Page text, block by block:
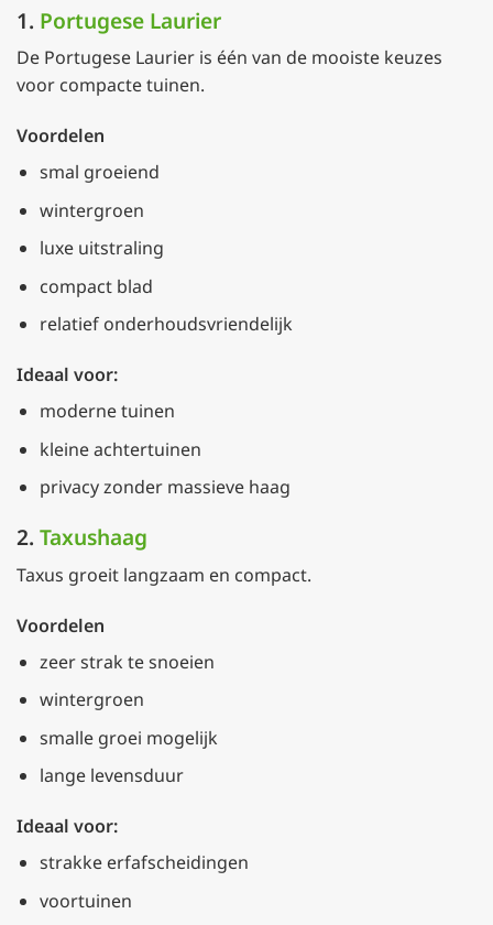
1. Portugese Laurier
De Portugese Laurier is één van de mooiste keuzes
voor compacte tuinen.
Voordelen
smal groeiend
wintergroen
luxe uitstraling
compact blad
relatief onderhoudsvriendelijk
Ideaal voor:
moderne tuinen
kleine achtertuinen
privacy zonder massieve haag
2. Taxushaag
Taxus groeit langzaam en compact.
Voordelen
zeer strak te snoeien
wintergroen
smalle groei mogelijk
lange levensduur
Ideaal voor:
strakke erfafscheidingen
voortuinen